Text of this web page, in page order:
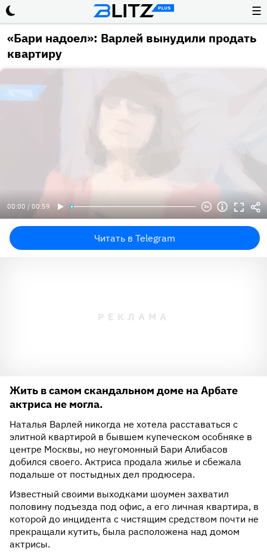
☰
«Бари надоел»: Варлей вынудили продать
квартиру
00:00 / 00:59
Читать в Telegram
Жить в самом скандальном доме на Арбате
актриса не могла.
Наталья Варлей никогда не хотела расставаться с
элитной квартирой в бывшем купеческом особняке в
центре Москвы, но неугомонный Бари Алибасов
добился своего. Актриса продала жилье и сбежала
подальше от постыдных дел продюсера.
Известный своими выходками шоумен захватил
половину подъезда под офис, а его личная квартира, в
которой до инцидента с чистящим средством почти не
прекращали кутить, была расположена над домом
актрисы.